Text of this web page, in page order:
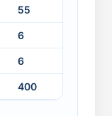
55
6
6
400